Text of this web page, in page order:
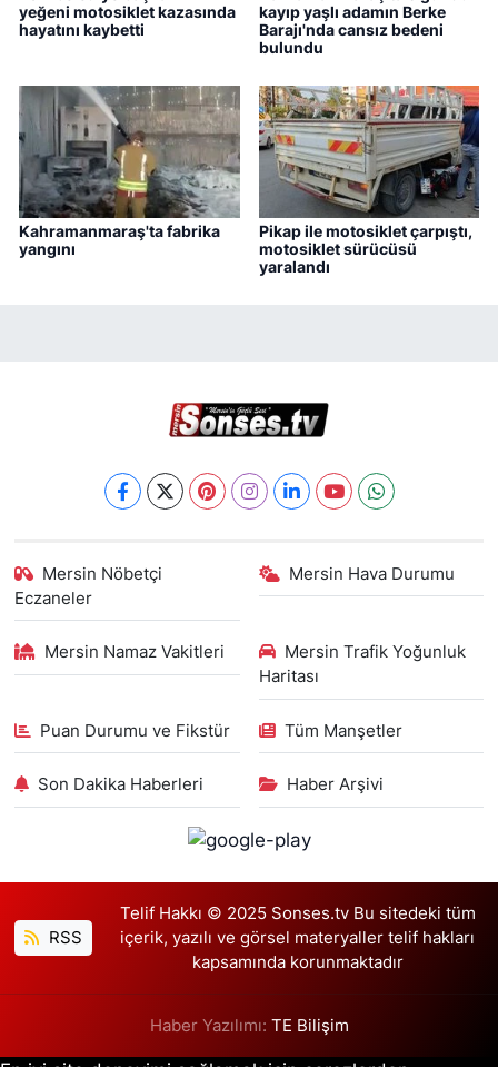
yeğeni motosiklet kazasında
hayatını kaybetti
kayıp yaşlı adamın Berke
Barajı'nda cansız bedeni
bulundu
Kahramanmaraş'ta fabrika
yangını
Pikap ile motosiklet çarpıştı,
motosiklet sürücüsü
yaralandı
Mersin Nöbetçi
Eczaneler
Mersin Hava Durumu
Mersin Namaz Vakitleri
Mersin Trafik Yoğunluk
Haritası
Puan Durumu ve Fikstür Tüm Manşetler
Son Dakika Haberleri Haber Arşivi
RSS
Telif Hakkı © 2025 Sonses.tv Bu sitedeki tüm
içerik, yazılı ve görsel materyaller telif hakları
kapsamında korunmaktadır
Haber Yazılımı: TE Bilişim